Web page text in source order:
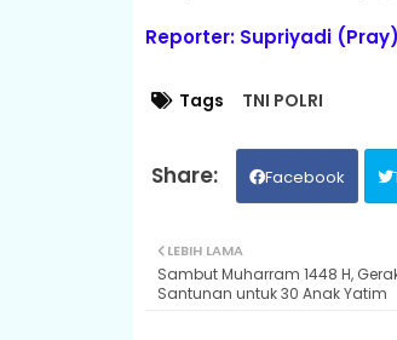
Reporter: Supriyadi (Pray)
Tags TNI POLRI
Facebook
LEBIH LAMA
Sambut Muharram 1448 H,
Santunan untuk 30 Anak Yatim